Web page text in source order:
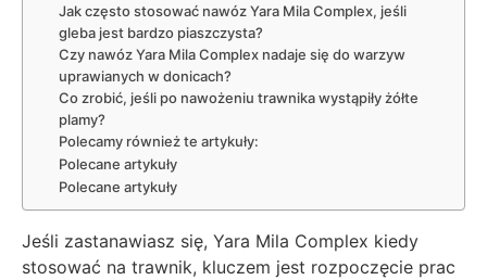
Jak często stosować nawóz Yara Mila Complex, jeśli
gleba jest bardzo piaszczysta?
Czy nawóz Yara Mila Complex nadaje się do warzyw
uprawianych w donicach?
Co zrobić, jeśli po nawożeniu trawnika wystąpiły żółte
plamy?
Polecamy również te artykuły:
Polecane artykuły
Polecane artykuły
Jeśli zastanawiasz się, Yara Mila Complex kiedy
stosować na trawnik, kluczem jest rozpoczęcie prac